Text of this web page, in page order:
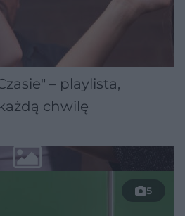
– playlista,
chwilę
5